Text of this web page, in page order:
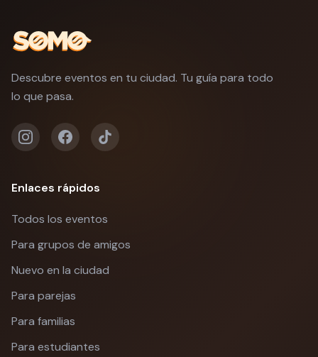
Descubre eventos en tu ciudad. Tu guía para todo
lo que pasa.
Enlaces rápidos
Todos los eventos
Para grupos de amigos
Nuevo en la ciudad
Para parejas
Para familias
Para estudiantes